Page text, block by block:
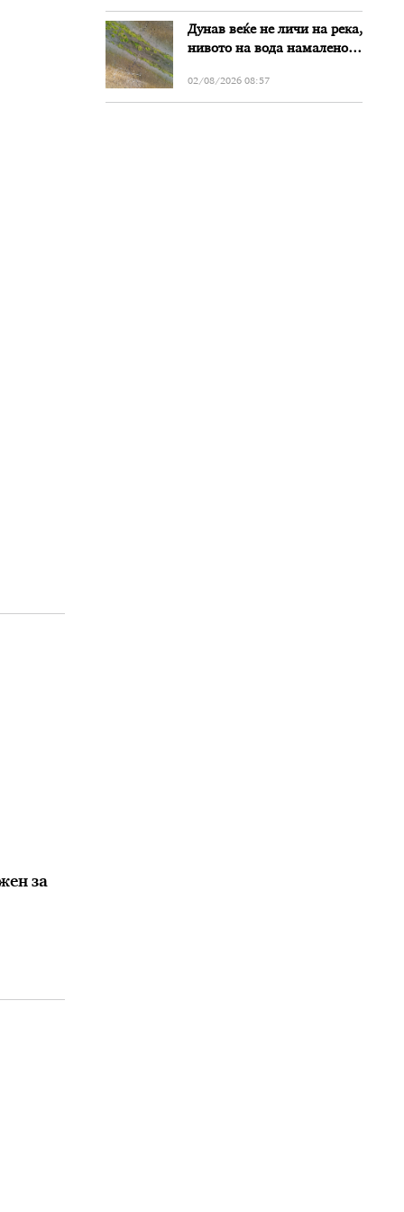
за
„Битола“, стои во
вештачењето на
обвинителството
Дунав веќе не личи на река,
нивото на вода намалено
Бугарија
02/08/2026 08:57